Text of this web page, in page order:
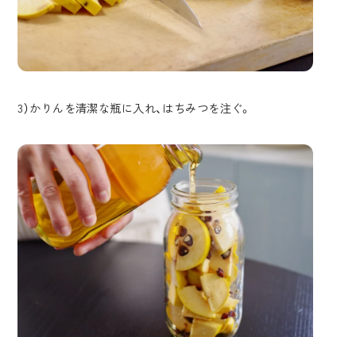
3）かりんを清潔な瓶に入れ、はちみつを注ぐ。